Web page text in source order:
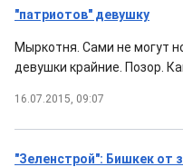
"патриотов" девушку
Мыркотня. Сами не могут
девушки крайние. Позор.
16.07.2015, 09:07
"Зеленстрой": Бишкек от